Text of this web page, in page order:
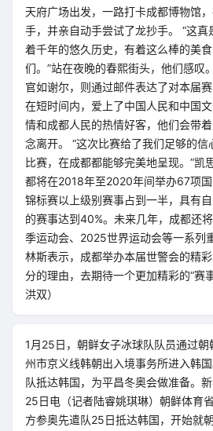
天府广场出发，一路打卡成都博物馆
手，并亲自动手尝试了龙抄手。 “这
着千年的悠久历史，有着这么棒的美
们。”站在夜晚的春熙街头，他们感叹
官如谢尔，则通过邮件表达了对本届
在短时间内，爱上了中国人民和中国
情和成都人民的热情好客，他们会带
念离开。 “这次比赛给了我们足够的
比赛，在成都都能够完美地呈现。”凯
都将在2018年至2020年间举办67项
锦标赛以上级别赛事占到一半，具有
的赛事达到40%。未来几年，成都还
季运动会、2025世界运动会等一系列
林斯表示，成都举办本届世警会的精
分的理由，去期待一个更加精彩的“赛
洪双）
1月25日，朝鲜女子冰球队队员通过
州市京义线韩朝出入境事务所进入韩
队抵达韩国，为平昌冬奥会做准备。
25日电（记者陆睿姚琪琳）朝鲜体育
方参奥先遣队25日抵达韩国，开始就